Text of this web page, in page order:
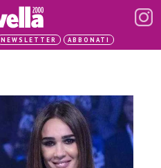
NEWSLETTER ABBONATI